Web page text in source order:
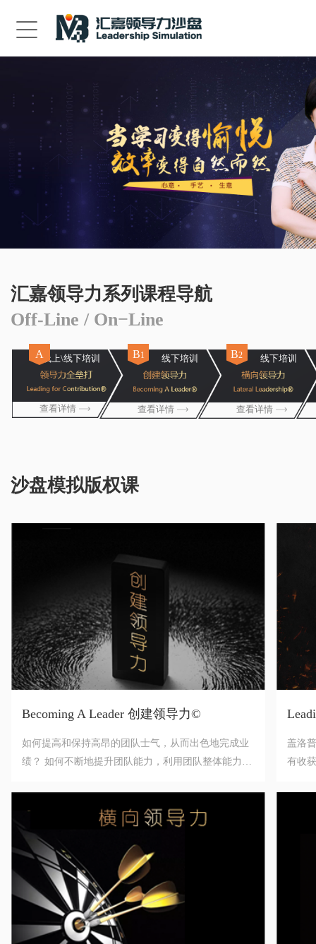
汇嘉领导力系列课程导航
Off-Line / On−Line
A线上\线下培训
查看详情
B1 线下培训
查看详情
B2 线下培训
查看详情
沙盘模拟版权课
Becoming A Leader 创建领导力©
如何提高和保持高昂的团队士气，从而出色地完成业
绩？ 如何不断地提升团队能力，利用团队整体能力完
盖洛
有收